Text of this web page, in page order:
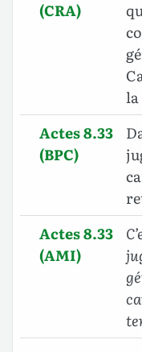
(CRA)
la
Actes 8.33
(BPC)
Actes 8.33
(AMI)